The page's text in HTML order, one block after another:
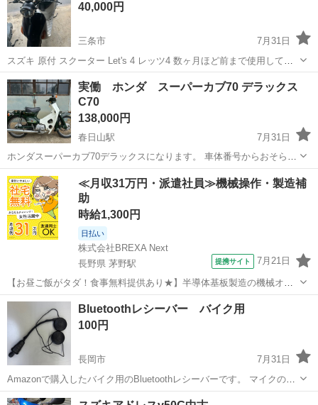
40,000円
三条市
7月31日
スズキ 原付 スクーター Let's 4 レッツ4 数ヶ月ほど前まで使用してい
ましたが、徐々にエンジンがかかりにくくなり、今はほとんどエンジ
ンがかからない状態です。 廃車手続き済みのため、ナンバープレート
はついていません。...
新潟 三条市 スズキ
実働 ホンダ スーパーカブ70 デラックス
C70
138,000円
春日山駅
7月31日
ホンダスーパーカブ70デラックスになります。 車体番号からおそらく
1987年式になります。 12V 3速 走行距離34918km 通勤で使用するの
で伸びます。 カラーはグリーン系になります。 70ccは結構珍しいで
す。 ...
新潟 上越市 春日山駅 ホンダ C70
≪月収31万円・派遣社員≫機械操作・製造補
助
時給1,300円
日払い
株式会社BREXA Next
長野県 茅野駅
提携サイト 7月21日
【お昼ご飯がタダ！食事無料提供あり★】半導体基板製造の機械オペ
レーターや検査作業！未経験活躍中★カップル＆友達同士の応募OK！
赴任旅費会社負担★嬉しい無料送迎◎正社員登用制度あり！マイカー
通勤OK！無料駐車場完備！《長野県茅...
長野 茅野市
Bluetoothレシーバー バイク用
100円
長岡市
7月31日
Amazonで購入したバイク用のBluetoothレシーバーです。 マイクのス
ポンジカバー、充電ポートのゴムカバーが欠品です。フル充電で5時間
新潟 長岡市 その他